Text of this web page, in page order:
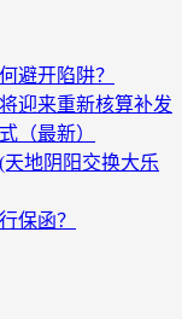
避开陷阱？
迎来重新核算补发
（最新）
地阴阳交换大乐
保函？